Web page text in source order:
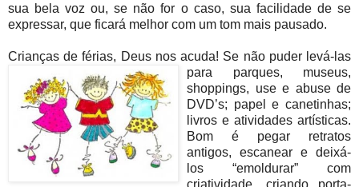
sua bela voz ou, se não for o caso, sua facilidade de se
expressar, que ficará melhor com um tom mais pausado.
Crianças de férias, Deus nos acuda! Se não puder levá-las
para parques, museus,
shoppings, use e abuse de
DVD’s; papel e canetinhas;
livros e atividades artísticas.
Bom é pegar retratos
antigos, escanear e deixá-
los “emoldurar” com
criatividade, criando porta-